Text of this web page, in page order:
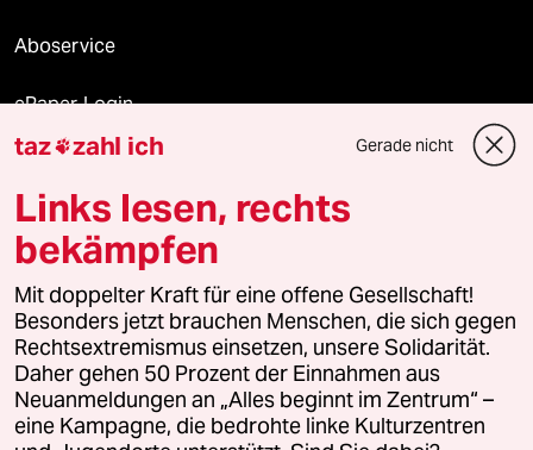
Aboservice
ePaper Login
Downloads für Abonnierende
© 2026 taz Verlags und Vertriebs GmbH
Alle Rechte vorbehalten. Bei rechtlichen Fragen oder für Genehmigungen
wenden Sie sich bitte an
lizenzen@taz.de
Feedback Redaktionsstatut Kommune-Richtlinien
Leitlinie Informant Datenschutz Impressum AGB
taz zahl ich Gerade nicht
Links lesen, rechts
bekämpfen
Mit doppelter Kraft für eine offene Gesellschaft!
Besonders jetzt brauchen Menschen, die sich gegen
Rechtsextremismus einsetzen, unsere Solidarität.
Daher gehen 50 Prozent der Einnahmen aus
Neuanmeldungen an „Alles beginnt im Zentrum“ –
eine Kampagne, die bedrohte linke Kulturzentren